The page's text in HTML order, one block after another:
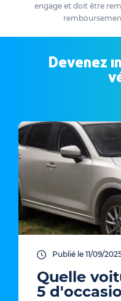
engage et doit être
Devenez
Publié le 11/09/
Quelle
5